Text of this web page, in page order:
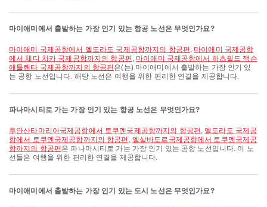
마이애미에서 출발하는 가장 인기 있는 항공 노선은 무엇인가요?
마이애미 국제공항에서 엘도라도 국제공항까지의 항공편 , 마이애미 국제공항
에서 체디 차카 국제공항까지의 항공편 , 마이애미 국제공항에서 하츠필드 잭슨
애틀랜타 국제공항까지의 항공편 은(는) 마이애미에서 출발하는 가장 인기 있
는 공항 노선입니다. 해당 노선은 여행을 위한 편리한 연결을 제공합니다.
파나마시티로 가는 가장 인기 있는 항공 노선은 무엇인가요?
후안산타마리아국제공항에서 토쿠멘국제공항까지의 항공편 ,엘도라도 국제공
항에서 토쿠멘국제공항까지의 항공편 , 엘살바도르국제공항에서 토쿠멘국제공
항까지의 항공편 은 파나마시티로 가는 가장 인기 있는 공항 노선입니다. 이 노
선들은 여행을 위한 편리한 연결을 제공합니다.
마이애미에서 출발하는 가장 인기 있는 도시 노선은 무엇인가요?